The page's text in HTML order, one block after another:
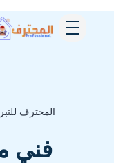
المحترف
فني